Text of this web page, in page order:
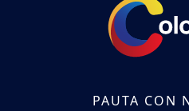
PAUTA CON